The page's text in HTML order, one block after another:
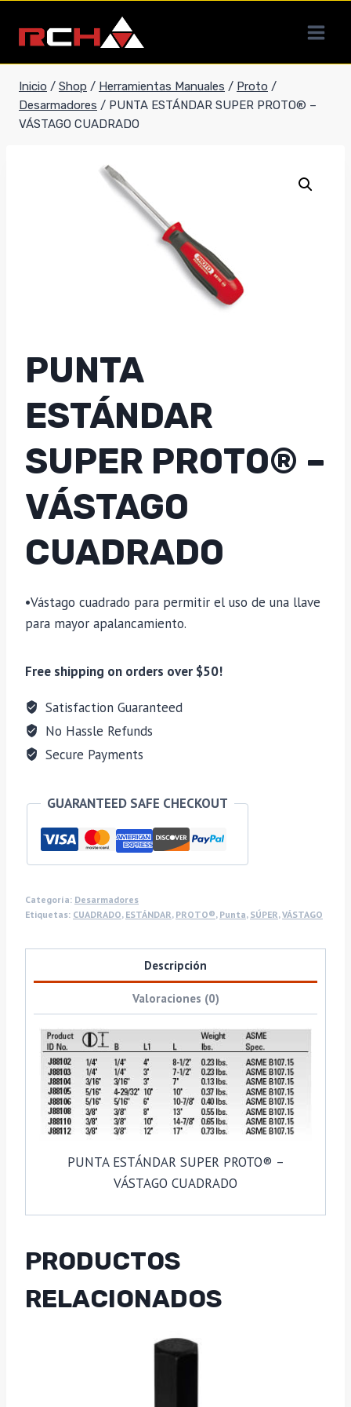
contenido
Inicio / Shop / Herramientas Manuales / Proto /
Desarmadores / PUNTA ESTÁNDAR SUPER PROTO® –
VÁSTAGO CUADRADO
PUNTA
ESTÁNDAR
SUPER PROTO® –
VÁSTAGO
CUADRADO
•Vástago cuadrado para permitir el uso de una llave
para mayor apalancamiento.
Free shipping on orders over $50!
Satisfaction Guaranteed
No Hassle Refunds
Secure Payments
GUARANTEED SAFE CHECKOUT
Categoría: Desarmadores
Etiquetas: CUADRADO, ESTÁNDAR, PROTO®, Punta, SÚPER,VÁSTAGO
Descripción
Valoraciones (0)
PUNTA ESTÁNDAR SUPER PROTO® –
VÁSTAGO CUADRADO
PRODUCTOS
RELACIONADOS